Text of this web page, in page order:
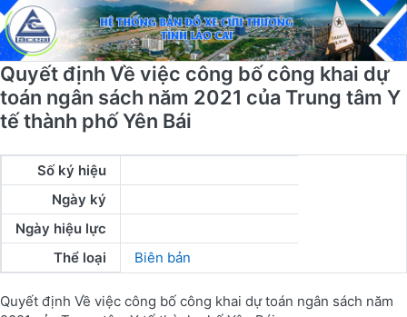
Quyết định Về việc công bố công khai dự
toán ngân sách năm 2021 của Trung tâm Y
tế thành phố Yên Bái
Số ký hiệu
Ngày ký
Ngày hiệu lực
Thể loại
Biên bản
Quyết định Về việc công bố công khai dự toán ngân sách năm